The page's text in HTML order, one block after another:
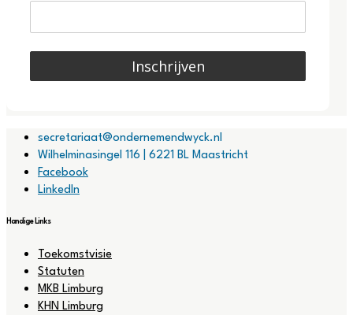
Inschrijven
secretariaat@ondernemendwyck.nl
Wilhelminasingel 116 | 6221 BL Maastricht
Facebook
LinkedIn
Handige Links
Menu
Toekomstvisie
Statuten
MKB Limburg
KHN Limburg